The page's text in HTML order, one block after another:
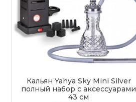
Кальян Yahya Sky Mini Silver
полный набор с аксессуарами
43 см